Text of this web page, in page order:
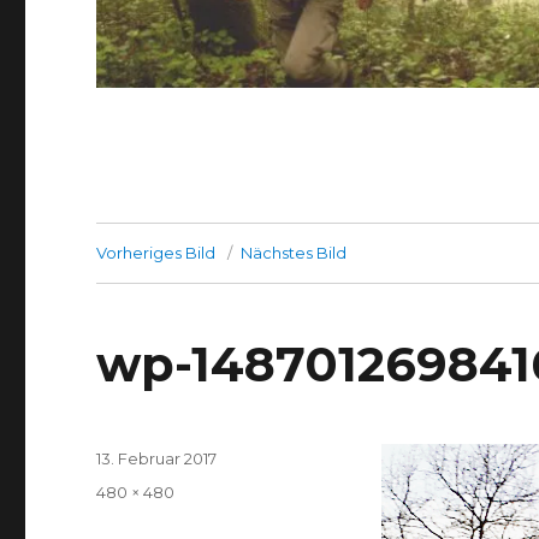
Vorheriges Bild Nächstes Bild
wp-
Veröffentlicht
13. Februar 2017
Volle
480 × 480